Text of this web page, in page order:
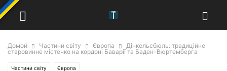
Домой Частини світу Європа
Дінкельсбюль: традиційне
старовинне містечко на кордоні Баварії та Баден-Вюртемберга
Частини світу Європа